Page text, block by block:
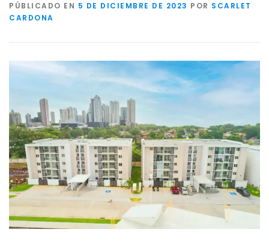
APARTAMENTO DE LUJO
PÚBLICADO EN 5 DE DICIEMBRE DE 2023 POR SCARLET
CARDONA